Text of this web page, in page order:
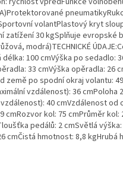
volantPlastový kryt
zatížení 30 kgSplňuje
modrá)TECHNICKÉ
100 cmVýška po sedadlo:
33 cmVýška opěradla: 26
země po spodní okraj volantu:
vzdálenost): 36
40 cmVzdálenost
cmRozvor kol: 75 cmPrůměr
pedálů: 2 cmSvětlá výška:
cmČistá hmotnost: 8,8 kgHrubá